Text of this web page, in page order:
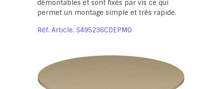
démontables et sont fixés par vis ce qui
permet un montage simple et très rapide.
Réf. Article S495236CDEPMO